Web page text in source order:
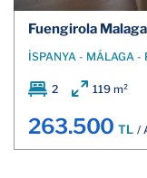
Fuengirola
İSPANYA - MÁLAGA -
2 119 m²
263.500 TL /